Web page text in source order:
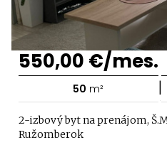
550,00 €/mes.
50 m² |
2-izbový byt na prenájom,
Ružomberok